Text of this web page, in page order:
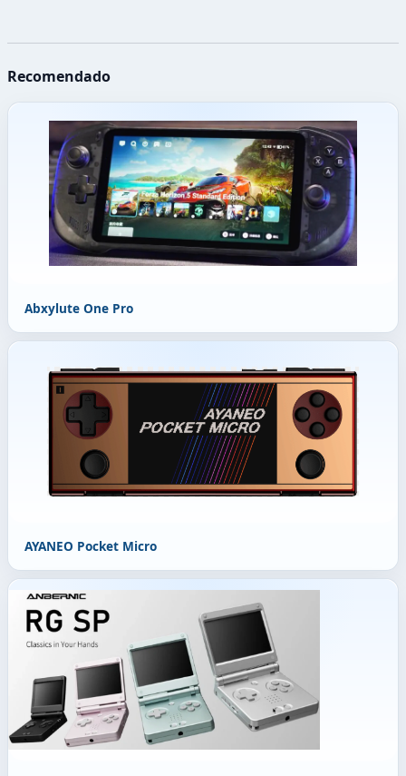
Recomendado
Abxylute One Pro
AYANEO Pocket Micro